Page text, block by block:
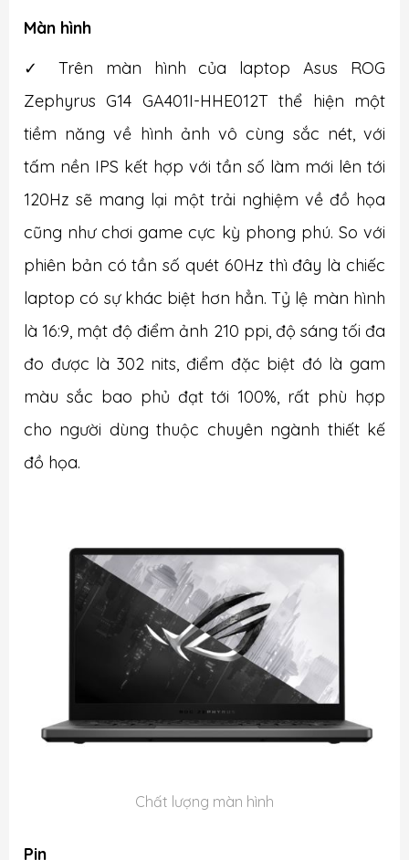
Màn hình
✓ Trên màn hình của laptop Asus ROG
Zephyrus G14 GA401I-HHE012T thể hiện một
tiềm năng về hình ảnh vô cùng sắc nét, với
tấm nền IPS kết hợp với tần số làm mới lên tới
120Hz sẽ mang lại một trải nghiệm về đồ họa
cũng như chơi game cực kỳ phong phú. So với
phiên bản có tần số quét 60Hz thì đây là chiếc
laptop có sự khác biệt hơn hẳn. Tỷ lệ màn hình
là 16:9, mật độ điểm ảnh 210 ppi, độ sáng tối đa
đo được là 302 nits, điểm đặc biệt đó là gam
màu sắc bao phủ đạt tới 100%, rất phù hợp
cho người dùng thuộc chuyên ngành thiết kế
đồ họa.
Chất lượng màn hình
Pin